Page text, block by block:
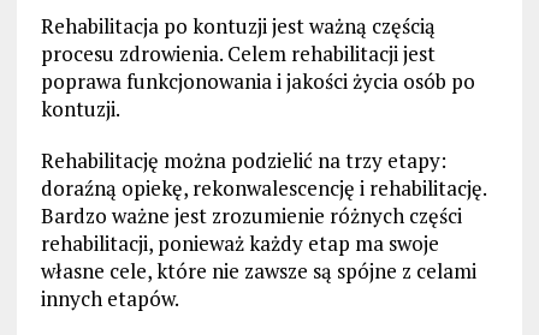
Rehabilitacja po kontuzji jest ważną częścią
procesu zdrowienia. Celem rehabilitacji jest
poprawa funkcjonowania i jakości życia osób po
kontuzji.
Rehabilitację można podzielić na trzy etapy:
doraźną opiekę, rekonwalescencję i rehabilitację.
Bardzo ważne jest zrozumienie różnych części
rehabilitacji, ponieważ każdy etap ma swoje
własne cele, które nie zawsze są spójne z celami
innych etapów.